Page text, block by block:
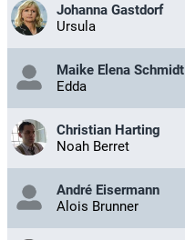
Johanna Gastdorf
Ursula
Maike Elena Schmidt
Edda
Christian Harting
Noah Berret
André Eisermann
Alois Brunner